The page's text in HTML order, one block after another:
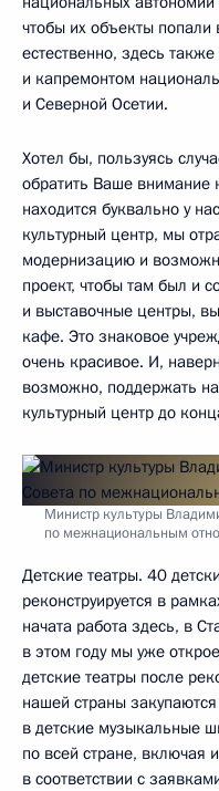
чтобы их объекты попали
естественно, здесь
и капремонтом
и Северной Осетии.
Хотел бы, пользуясь
обратить Ваше внимание
находится буквально у
культурный центр, мы
модернизацию и
проект, чтобы там был и
и выставочные центры,
кафе. Это знаковое
очень красивое. И,
возможно, поддержать
культурный центр до
Министр культуры
по межнациональным
Детские театры. 40
реконструируется в
начата работа здесь, в
в этом году мы уже
детские театры после
нашей страны
в детские музыкальные
по всей стране, включая
в соответствии с